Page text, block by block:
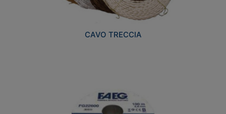
CAVO TRECCIA